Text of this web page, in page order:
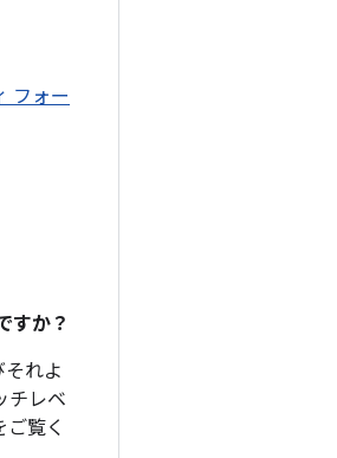
フォー
すか？
れよ
チレベ
ご覧く